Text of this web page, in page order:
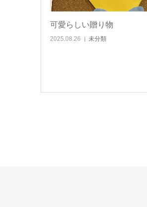
可愛らしい贈り物
2025.08.26 未分類